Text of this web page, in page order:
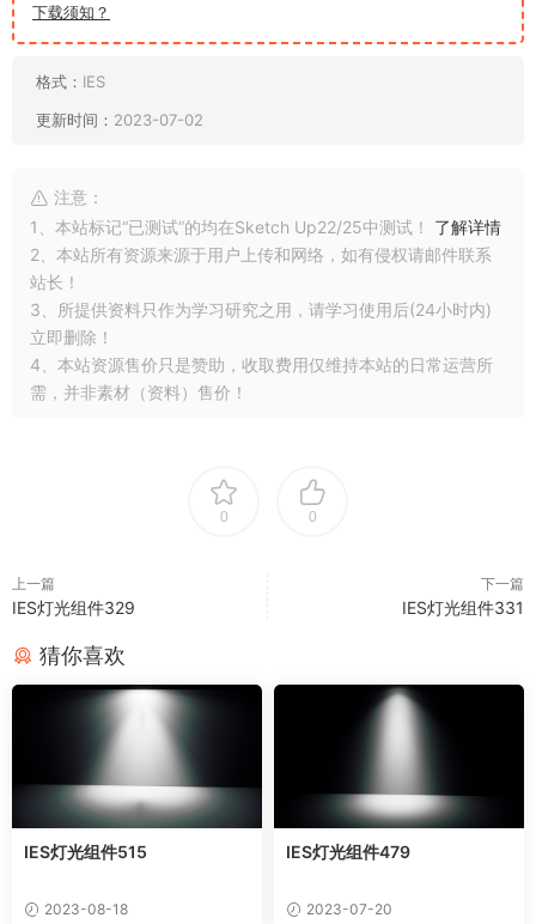
下载须知？
格式： IES
更新时间： 2023-07-02
注意：
1、本站标记“已测试”的均在Sketch Up22/25中测试！ 了解详情
2、本站所有资源来源于用户上传和网络，如有侵权请邮件联系
站长！
3、所提供资料只作为学习研究之用，请学习使用后(24小时内)
立即删除！
4、本站资源售价只是赞助，收取费用仅维持本站的日常运营所
需，并非素材（资料）售价！
0 0
上一篇
IES灯光组件329
下一篇
IES灯光组件331
猜你喜欢
IES灯光组件515
2023-08-18
IES灯光组件479
2023-07-20